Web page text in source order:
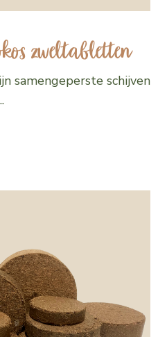
zweltabletten
samengeperste schijven